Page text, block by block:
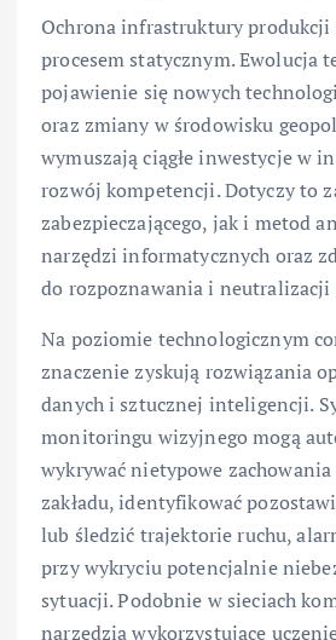
Ochrona infrastruktury
procesem statycznym. Ewolucja
pojawienie się nowych
oraz zmiany w środowisku
wymuszają ciągłe inwestycje w
rozwój kompetencji. Dotyczy to
zabezpieczającego, jak i metod
narzędzi informatycznych oraz
do rozpoznawania i neutralizacji
Na poziomie technologicznym
znaczenie zyskują rozwiązania
danych i sztucznej inteligencji.
monitoringu wizyjnego mogą
wykrywać nietypowe
zakładu, identyfikować
lub śledzić trajektorie ruchu,
przy wykryciu potencjalnie
sytuacji. Podobnie w sieciach
narzędzia wykorzystujące